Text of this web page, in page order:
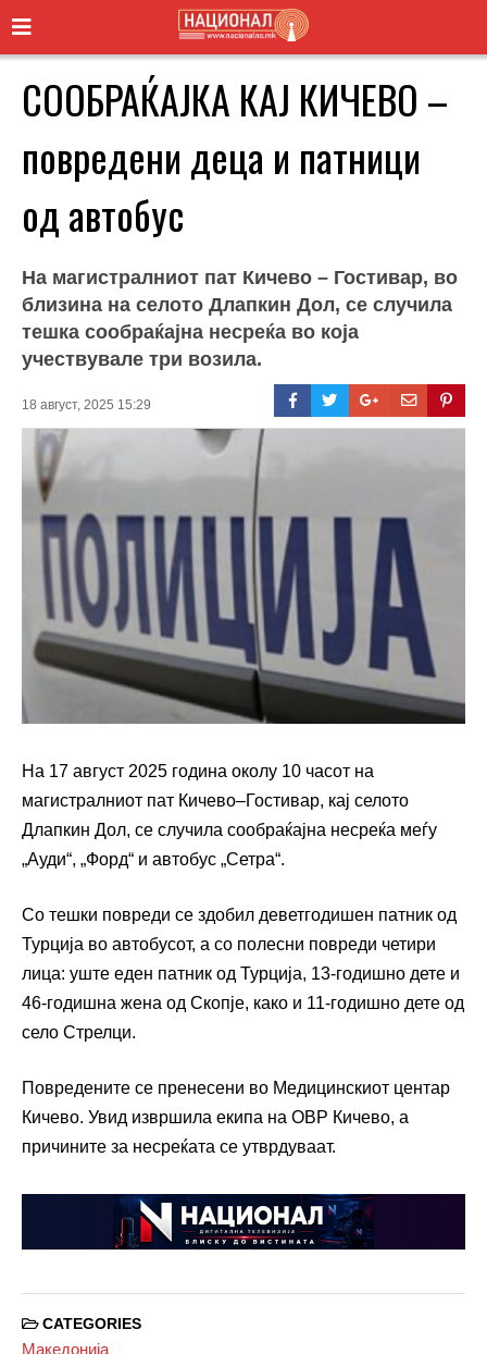
СООБРАЌАЈКА КАЈ КИЧЕВО –
повредени деца и патници
од автобус
На магистралниот пат Кичево – Гостивар, во
близина на селото Длапкин Дол, се случила
тешка сообраќајна несреќа во која
учествувале три возила.
18 август, 2025 15:29
На 17 август 2025 година околу 10 часот на
магистралниот пат Кичево–Гостивар, кај селото
Длапкин Дол, се случила сообраќајна несреќа меѓу
„Ауди“, „Форд“ и автобус „Сетра“.
Со тешки повреди се здобил деветгодишен патник од
Турција во автобусот, а со полесни повреди четири
лица: уште еден патник од Турција, 13-годишно дете и
46-годишна жена од Скопје, како и 11-годишно дете од
село Стрелци.
Повредените се пренесени во Медицинскиот центар
Кичево. Увид извршила екипа на ОВР Кичево, а
причините за несреќата се утврдуваат.
CATEGORIES
Македонија